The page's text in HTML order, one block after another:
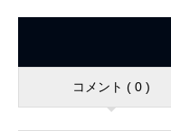
コメント ( 0 )